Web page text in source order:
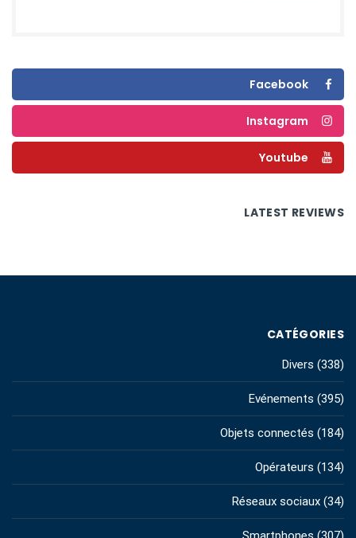
Facebook
Instagram
Youtube
LATEST REVIEWS
CATÉGORIES
Divers (338)
Evénements (395)
Objets connectés (184)
Opérateurs (134)
Réseaux sociaux (34)